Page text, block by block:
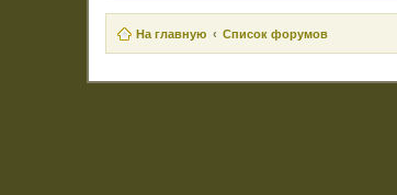
На главную Список форумов